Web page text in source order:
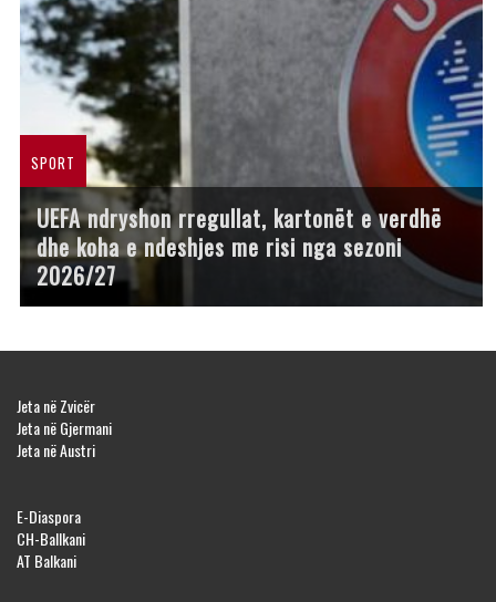
SPORT
UEFA ndryshon rregullat, kartonët e verdhë
dhe koha e ndeshjes me risi nga sezoni
2026/27
Jeta në Zvicër
Jeta në Gjermani
Jeta në Austri
E-Diaspora
CH-Ballkani
AT Balkani